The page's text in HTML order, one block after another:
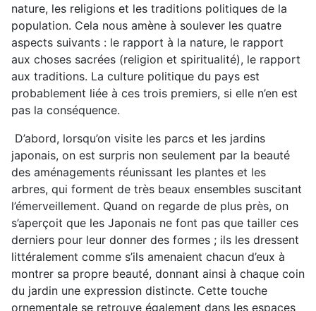
nature, les religions et les traditions politiques de la
population. Cela nous amène à soulever les quatre
aspects suivants : le rapport à la nature, le rapport
aux choses sacrées (religion et spiritualité), le rapport
aux traditions. La culture politique du pays est
probablement liée à ces trois premiers, si elle n’en est
pas la conséquence.
D’abord, lorsqu’on visite les parcs et les jardins
japonais, on est surpris non seulement par la beauté
des aménagements réunissant les plantes et les
arbres, qui forment de très beaux ensembles suscitant
l’émerveillement. Quand on regarde de plus près, on
s’aperçoit que les Japonais ne font pas que tailler ces
derniers pour leur donner des formes ; ils les dressent
littéralement comme s’ils amenaient chacun d’eux à
montrer sa propre beauté, donnant ainsi à chaque coin
du jardin une expression distincte. Cette touche
ornementale se retrouve également dans les espaces